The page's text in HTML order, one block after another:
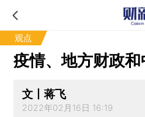
观点
疫情、地方财政
文丨蒋飞
2022年02月16日 16:19